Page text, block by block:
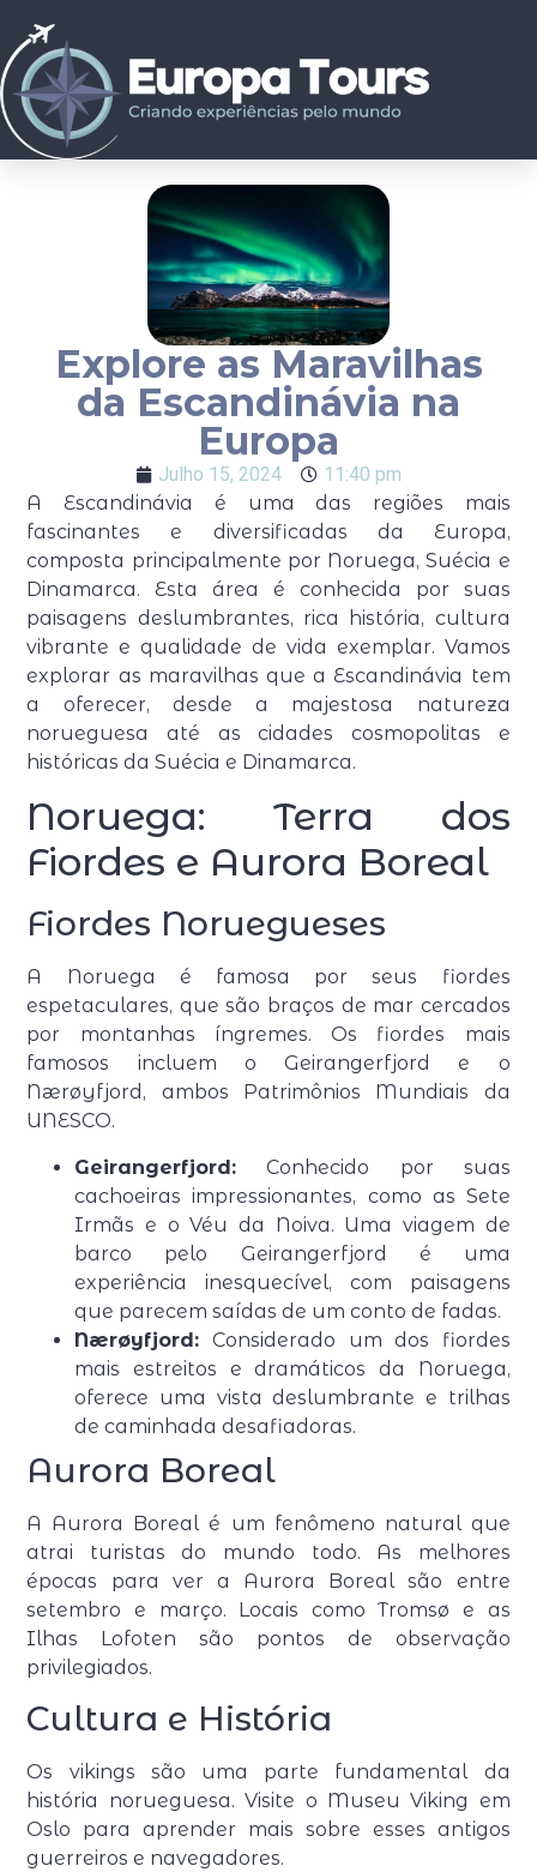
Explore as Maravilhas
da Escandinávia na
Europa
Julho 15, 2024
11:40 pm
A Escandinávia é uma das regiões mais
fascinantes e diversificadas da Europa,
composta principalmente por Noruega, Suécia e
Dinamarca. Esta área é conhecida por suas
paisagens deslumbrantes, rica história, cultura
vibrante e qualidade de vida exemplar. Vamos
explorar as maravilhas que a Escandinávia tem
a oferecer, desde a majestosa natureza
norueguesa até as cidades cosmopolitas e
históricas da Suécia e Dinamarca.
Noruega: Terra dos
Fiordes e Aurora Boreal
Fiordes Noruegueses
A Noruega é famosa por seus fiordes
espetaculares, que são braços de mar cercados
por montanhas íngremes. Os fiordes mais
famosos incluem o Geirangerfjord e o
Nærøyfjord, ambos Patrimônios Mundiais da
UNESCO.
Geirangerfjord: Conhecido por suas
cachoeiras impressionantes, como as Sete
Irmãs e o Véu da Noiva. Uma viagem de
barco pelo Geirangerfjord é uma
experiência inesquecível, com paisagens
que parecem saídas de um conto de fadas.
Nærøyfjord: Considerado um dos fiordes
mais estreitos e dramáticos da Noruega,
oferece uma vista deslumbrante e trilhas
de caminhada desafiadoras.
Aurora Boreal
A Aurora Boreal é um fenômeno natural que
atrai turistas do mundo todo. As melhores
épocas para ver a Aurora Boreal são entre
setembro e março. Locais como Tromsø e as
Ilhas Lofoten são pontos de observação
privilegiados.
Cultura e História
Os vikings são uma parte fundamental da
história norueguesa. Visite o Museu Viking em
Oslo para aprender mais sobre esses antigos
guerreiros e navegadores.